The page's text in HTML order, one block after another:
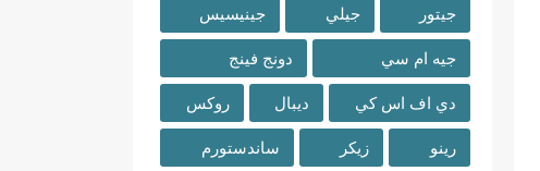
جيتور جيلي جينيسيس
جيه ام سي دونج فينج
دي اف اس كي ديبال روكس
رينو زيكر ساندستورم